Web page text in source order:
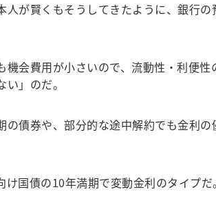
が賢くもそうしてきたように、銀行
会費用が小さいので、流動性・利便
」のだ。
債券や、部分的な途中解約でも金利
国債の10年満期で変動金利のタイプだ。